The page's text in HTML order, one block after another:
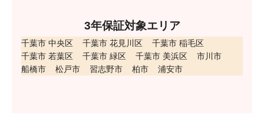
3年保証対象エリア
千葉市 中央区 千葉市 花見川区
千葉市 稲毛区
千葉市 若葉区
千葉市 緑区 千葉市 美浜区
市川市
船橋市
松戸市 習志野市 柏市 浦安市